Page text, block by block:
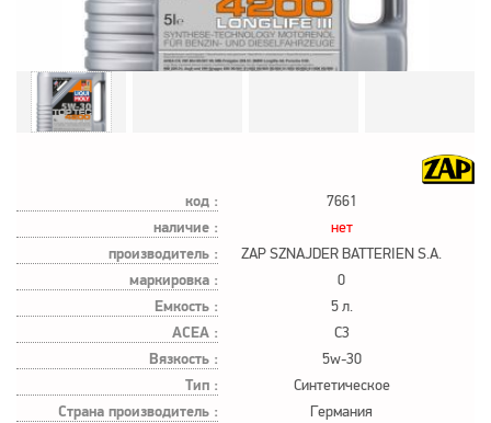
код : 7661
наличие : нет
производитель : ZAP SZNAJDER BATTERIEN S.A.
маркировка : 0
Емкость : 5 л.
ACEA : C3
Вязкость : 5w-30
Тип : Синтетическое
Страна производитель : Германия